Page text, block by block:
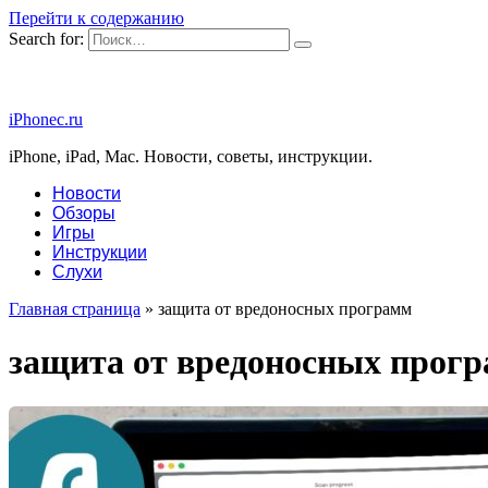
Перейти к содержанию
Search for:
iPhonec.ru
iPhone, iPad, Mac. Новости, советы, инструкции.
Новости
Обзоры
Игры
Инструкции
Слухи
Главная страница » защита от вредоносных программ
защита от вредоносных